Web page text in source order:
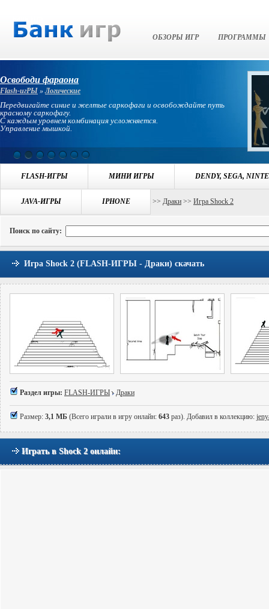
ОБЗОРЫ ИГР ПРОГРАММЫ
Освободи фараона
Flash-игРЫ »Логические
Передвигайте синие и желтые саркофаги и освобождайте путь
красному саркофагу.
С каждым уровнем комбинация усложняется.
Управление мышкой.
FLASH-ИГРЫ МИНИ ИГРЫ DENDY, SEGA,
JAVA-ИГРЫ IPHONE
Навигация:БАНК ИГР ИГРЫ FLASH-ИГРЫ >> Драки >> Игра Shock 2
Поиск по сайту:
Игра Shock 2 (FLASH-ИГРЫ - Драки) скачать
Раздел игры: FLASH-ИГРЫ Драки
Размер: 3,1 МБ (Всего играли в игру онлайн: 643 раз). Добавил в коллекцию:
Играть в Shock 2 онлайн: